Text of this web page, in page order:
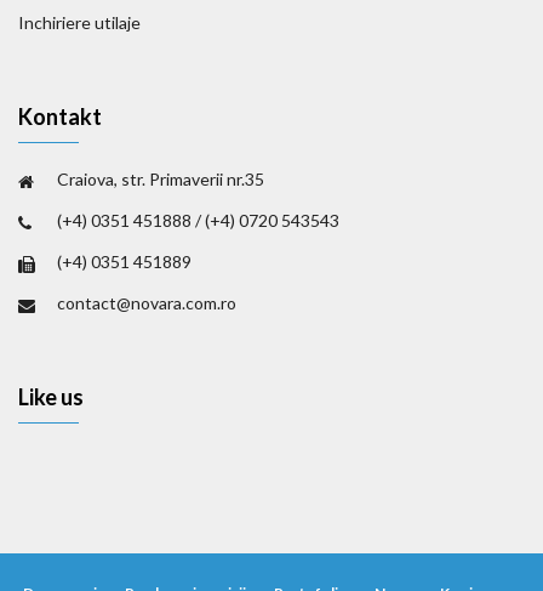
Inchiriere utilaje
Kontakt
Craiova, str. Primaverii nr.35
(+4) 0351 451888 / (+4) 0720 543543
(+4) 0351 451889
contact@novara.com.ro
Like us